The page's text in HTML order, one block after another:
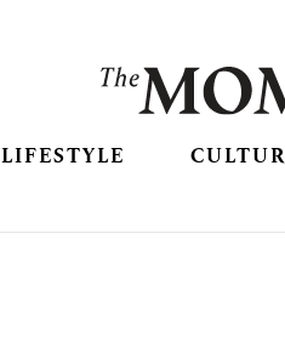
LIFESTYLE